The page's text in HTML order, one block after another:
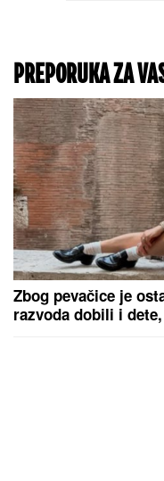
PREPORUKA ZA
Zbog pevačice je
razvoda dobili i